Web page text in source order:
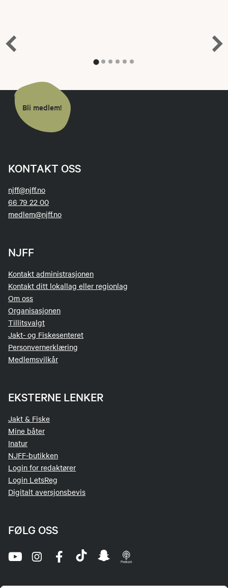
Bli medlem!
KONTAKT OSS
njff@njff.no
66 79 22 00
medlem@njff.no
NJFF
Kontakt administrasjonen
Kontakt ditt lokallag eller regionlag
Om oss
Organisasjonen
Tillitsvalgt
Jakt- og Fiskesenteret
Personvernerklæring
Medlemsvilkår
EKSTERNE LENKER
Jakt & Fiske
Mine båter
Inatur
NJFF-butikken
Login for redaktører
Login LetsReg
Digitalt aversjonsbevis
FØLG OSS